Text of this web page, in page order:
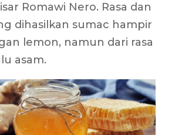
Romawi Nero. Rasa dan
dihasilkan sumac hampir
lemon, namun dari rasa
asam.